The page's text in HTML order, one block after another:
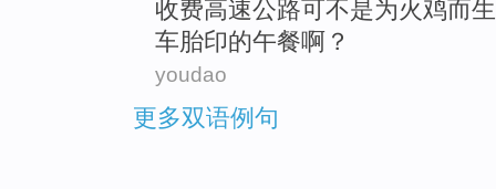
收费高速公路可不是为火鸡而
车胎印的午餐啊？
youdao
更多双语例句